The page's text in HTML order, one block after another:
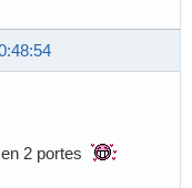
2 portes